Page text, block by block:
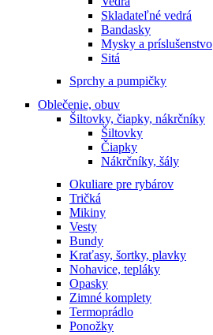
Skladateľné vedrá
Bandasky
Mysky a príslušenstvo
Sitá
Sprchy a pumpičky
Oblečenie, obuv
Šiltovky, čiapky, nákrčníky
Šiltovky
Čiapky
Nákrčníky, šály
Okuliare pre rybárov
Tričká
Mikiny
Vesty
Bundy
Kraťasy, šortky, plavky
Nohavice, tepláky
Opasky
Zimné komplety
Termoprádlo
Ponožky